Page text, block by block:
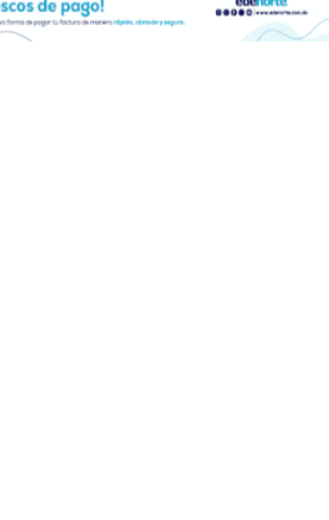
vendido a $58.44; el euro subió a